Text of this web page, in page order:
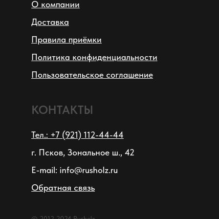
О компании
Доставка
Правила приёмки
Политика конфиденциальности
Пользовательское соглашение
КОНТАКТЫ
Тел.: +7 (921) 112-44-44
г. Псков, Зональное ш., 42
E-mail: info@rusholz.ru
Обратная связь